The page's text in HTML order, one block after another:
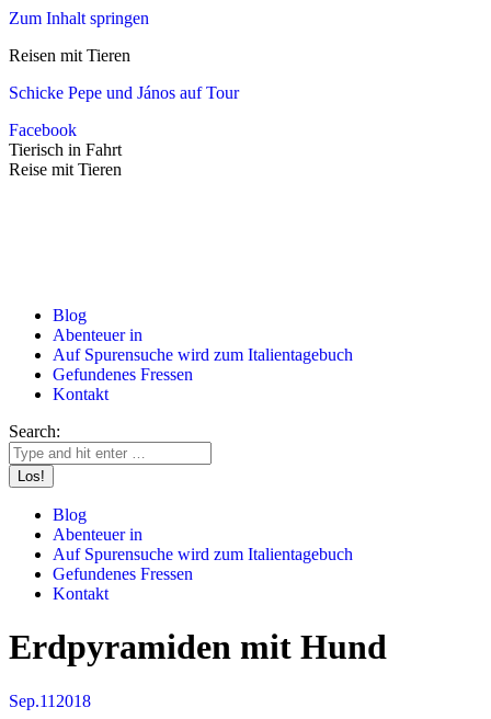
Zum Inhalt springen
Reisen mit Tieren
Schicke Pepe und János auf Tour
Facebook
Tierisch in Fahrt
Reise mit Tieren
Blog
Abenteuer in
Auf Spurensuche wird zum Italientagebuch
Gefundenes Fressen
Kontakt
Search:
Blog
Abenteuer in
Auf Spurensuche wird zum Italientagebuch
Gefundenes Fressen
Kontakt
Erdpyramiden mit Hund
Sep.11 2018